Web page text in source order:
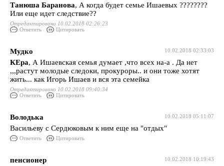
Танюша Баранова, А когда будет семье Ишаевых ????????
Или еще идет следствие??
Отредактировано 10.02.2018 02:26:23
Ответить
Цитировать
10.02.2018 02:33:03
Мудко
КЕра, А Ишаевская семья думает ,что всех на-а . Да нет
,,,растут молодые следоки, прокуроры.. и они тоже хотят
жить... как Игорь Ишаев и вся эта семейка
Отредактировано 10.02.2018 09:40:34
Ответить
Цитировать
10.02.2018 05:11:07
Володька
Васильеву с Сердюковым к ним еще на "отдых"
Ответить Цитировать
10.02.2018 10:19:43
пенсионер